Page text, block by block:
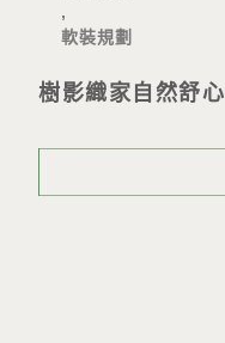
,
軟裝規劃
樹影織家自然舒心